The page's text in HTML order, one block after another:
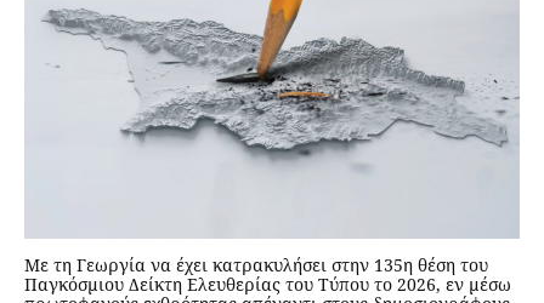
Με τη Γεωργία να έχει κατρακυλήσει στην 135η θέση του
Παγκόσμιου Δείκτη Ελευθερίας του Τύπου το 2026, εν μέσω